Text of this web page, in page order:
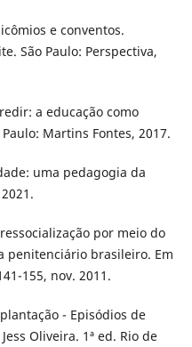
e conventos.
São Paulo: Perspectiva,
a educação como
Martins Fontes, 2017.
uma pedagogia da
por meio do
penitenciário brasileiro. Em
155, nov. 2011.
- Episódios de
Oliveira. 1ª ed. Rio de